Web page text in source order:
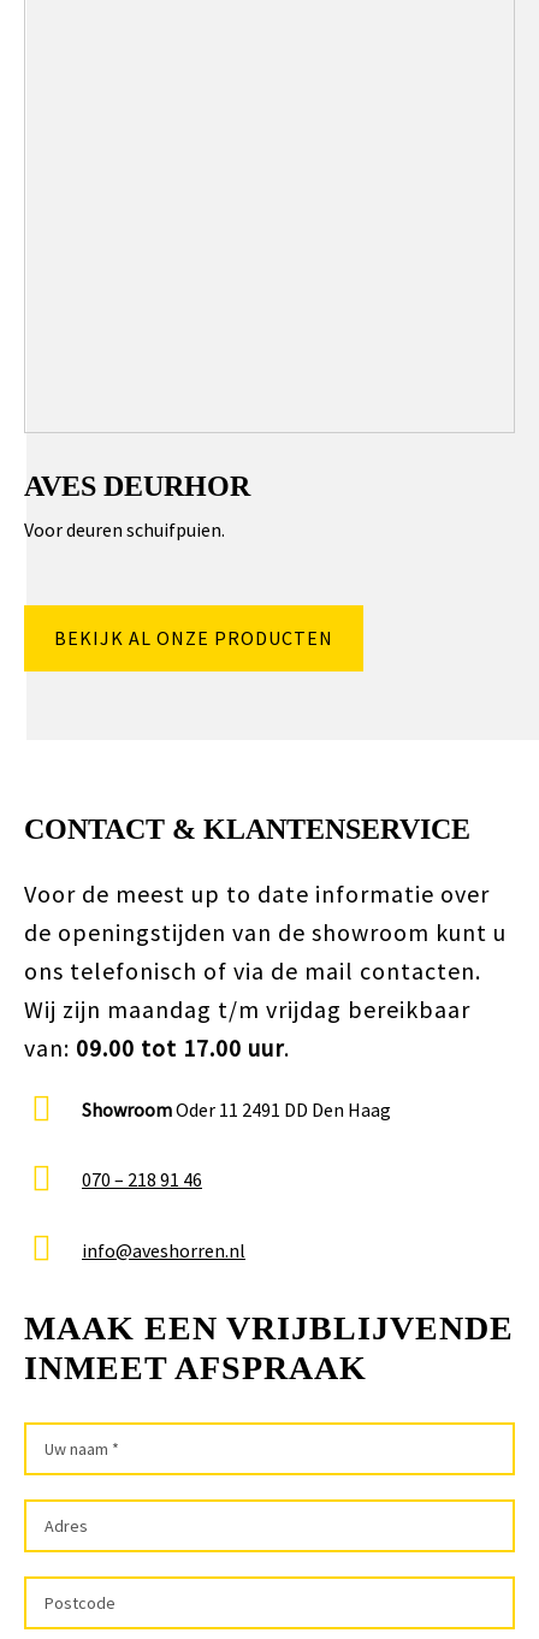
AVES DEURHOR
Voor deuren schuifpuien.
BEKIJK AL ONZE PRODUCTEN
CONTACT & KLANTENSERVICE
Voor de meest up to date informatie over
de openingstijden van de showroom kunt u
ons telefonisch of via de mail contacten.
Wij zijn maandag t/m vrijdag bereikbaar
van: 09.00 tot 17.00 uur.
ShowroomOder 11 2491 DD Den Haag
070 – 218 91 46
info@aveshorren.nl
MAAK EEN VRIJBLIJVENDE
INMEET AFSPRAAK